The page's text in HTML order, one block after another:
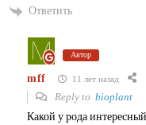
Ответить
Автор
mff 11 лет назад
Reply to bioplant
Какой у рода